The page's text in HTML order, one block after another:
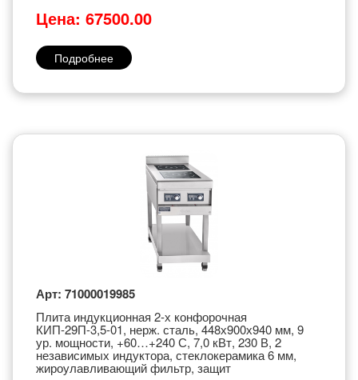
Цена: 67500.00
Подробнее
Арт: 71000019985
Плита индукционная 2-х конфорочная
КИП-29П-3,5-01, нерж. сталь, 448х900х940 мм, 9
ур. мощности, +60…+240 С, 7,0 кВт, 230 В, 2
независимых индуктора, стеклокерамика 6 мм,
жироулавливающий фильтр, защит